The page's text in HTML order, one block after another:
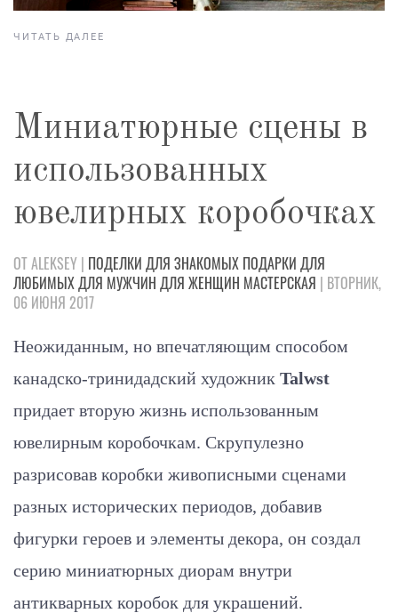
ЧИТАТЬ ДАЛЕЕ
Миниатюрные сцены в
использованных
ювелирных коробочках
ОТ ALEKSEY | ПОДЕЛКИ ДЛЯ ЗНАКОМЫХ ПОДАРКИ ДЛЯ
ЛЮБИМЫХДЛЯ МУЖЧИН ДЛЯ ЖЕНЩИН МАСТЕРСКАЯ | ВТОРНИК,
06 ИЮНЯ 2017
Неожиданным, но впечатляющим способом
канадско-тринидадский художник Talwst
придает вторую жизнь использованным
ювелирным коробочкам. Скрупулезно
разрисовав коробки живописными сценами
разных исторических периодов, добавив
фигурки героев и элементы декора, он создал
серию миниатюрных диорам внутри
антикварных коробок для украшений.